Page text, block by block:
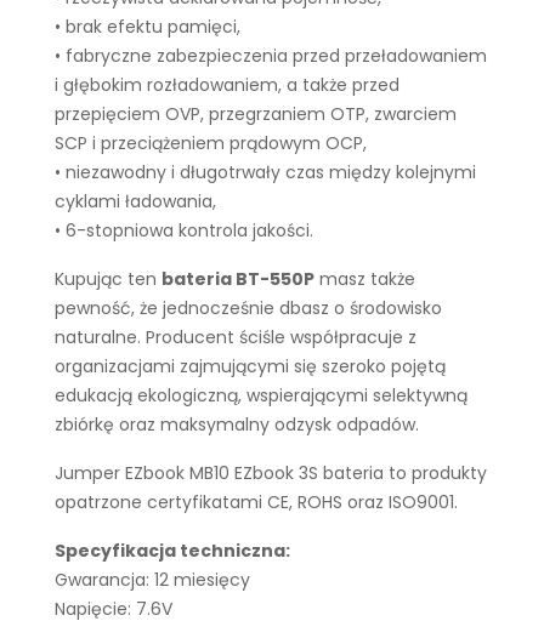
• brak efektu pamięci,
• fabryczne zabezpieczenia przed przeładowaniem
i głębokim rozładowaniem, a także przed
przepięciem OVP, przegrzaniem OTP, zwarciem
SCP i przeciążeniem prądowym OCP,
• niezawodny i długotrwały czas między kolejnymi
cyklami ładowania,
• 6-stopniowa kontrola jakości.
Kupując ten bateria BT-550P masz także
pewność, że jednocześnie dbasz o środowisko
naturalne. Producent ściśle współpracuje z
organizacjami zajmującymi się szeroko pojętą
edukacją ekologiczną, wspierającymi selektywną
zbiórkę oraz maksymalny odzysk odpadów.
Jumper EZbook MB10 EZbook 3S bateria to produkty
opatrzone certyfikatami CE, ROHS oraz ISO9001.
Specyfikacja techniczna:
Gwarancja: 12 miesięcy
Napięcie: 7.6V